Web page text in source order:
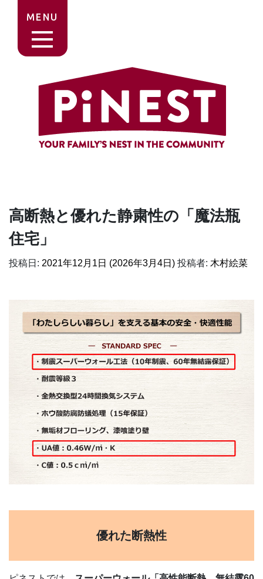
MENU
高断熱と優れた静粛性の「魔法瓶
住宅」
投稿日: 2021年12月1日 (2026年3月4日) 投稿者: 木村絵菜
優れた断熱性